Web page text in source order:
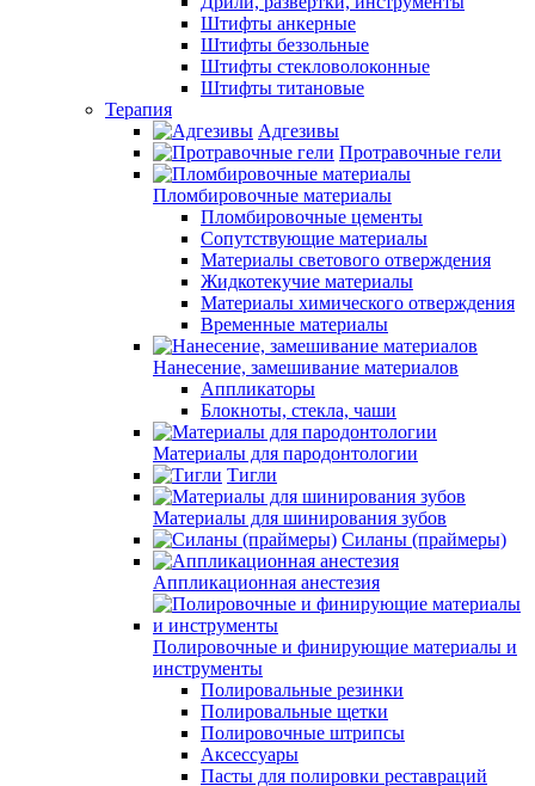
Штифты анкерные
Штифты беззольные
Штифты стекловолоконные
Штифты титановые
Терапия
Адгезивы
Протравочные гели
Пломбировочные материалы
Пломбировочные цементы
Сопутствующие материалы
Материалы светового отверждения
Жидкотекучие материалы
Материалы химического отверждения
Временные материалы
Нанесение, замешивание материалов
Аппликаторы
Блокноты, стекла, чаши
Материалы для пародонтологии
Тигли
Материалы для шинирования зубов
Силаны (праймеры)
Аппликационная анестезия
Полировочные и финирующие материалы и
инструменты
Полировальные резинки
Полировальные щетки
Полировочные штрипсы
Аксессуары
Пасты для полировки реставраций